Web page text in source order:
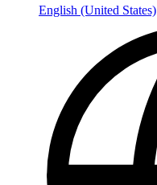
English (United States)